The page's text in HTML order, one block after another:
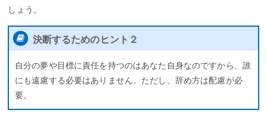
しょう。
決断するためのヒント２
自分の夢や目標に責任を持つのはあなた自身なのですから、誰
にも遠慮する必要はありません。ただし、辞め方は配慮が必
要。